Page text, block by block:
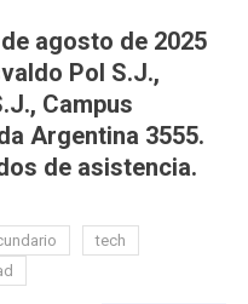
agosto de 2025
Pol S.J.,
Campus
Argentina 3555.
de asistencia.
tech